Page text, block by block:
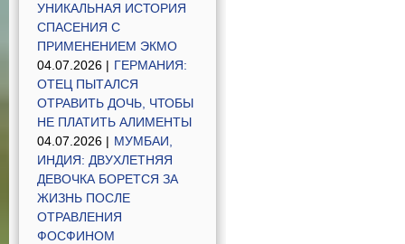
УНИКАЛЬНАЯ ИСТОРИЯ
СПАСЕНИЯ С
ПРИМЕНЕНИЕМ ЭКМО
04.07.2026 | ГЕРМАНИЯ:
ОТЕЦ ПЫТАЛСЯ
ОТРАВИТЬ ДОЧЬ, ЧТОБЫ
НЕ ПЛАТИТЬ АЛИМЕНТЫ
04.07.2026 | МУМБАИ,
ИНДИЯ: ДВУХЛЕТНЯЯ
ДЕВОЧКА БОРЕТСЯ ЗА
ЖИЗНЬ ПОСЛЕ
ОТРАВЛЕНИЯ
ФОСФИНОМ